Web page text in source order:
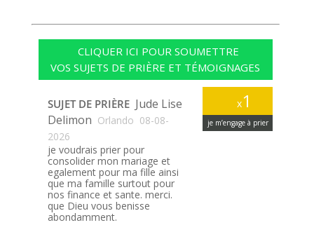
CLIQUER ICI POUR SOUMETTRE
VOS SUJETS DE PRIÈRE ET TÉMOIGNAGES
x1
je m’engage à prier
SUJET DE PRIÈRE Jude Lise
Delimon Orlando 08-08-
2026
je voudrais prier pour
consolider mon mariage et
egalement pour ma fille ainsi
que ma famille surtout pour
nos finance et sante. merci.
que Dieu vous benisse
abondamment.